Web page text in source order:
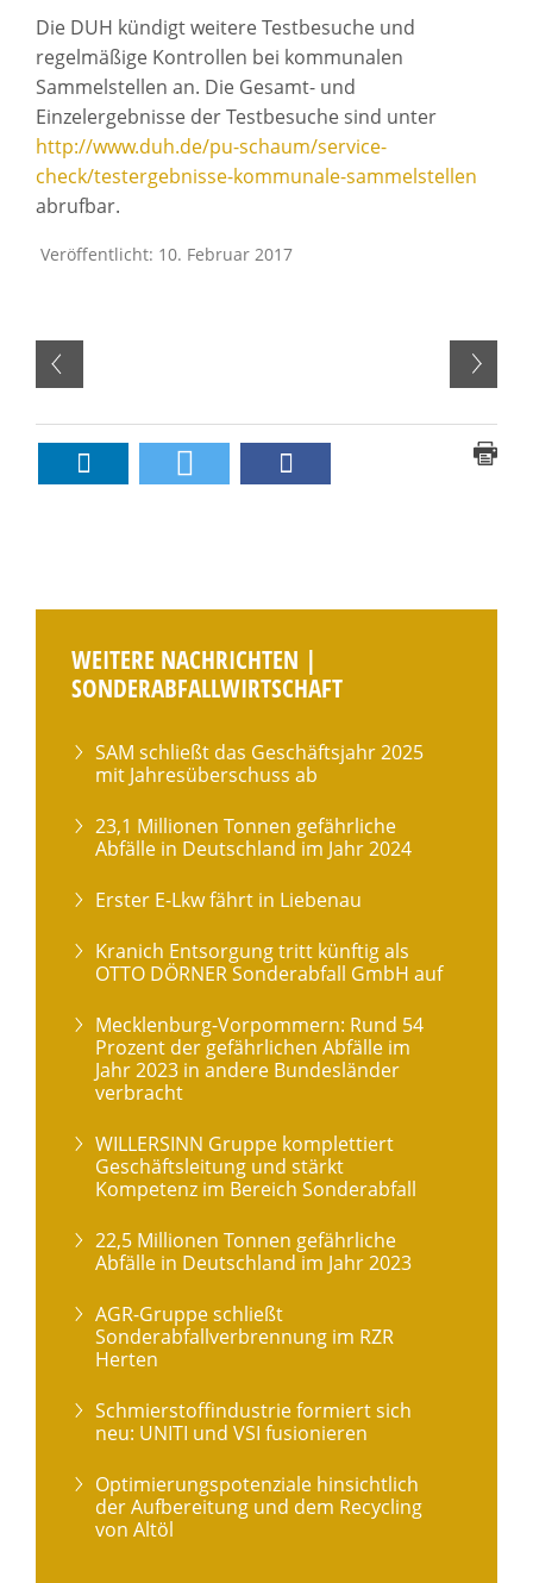
Die DUH kündigt weitere Testbesuche und
regelmäßige Kontrollen bei kommunalen
Sammelstellen an. Die Gesamt- und
Einzelergebnisse der Testbesuche sind unter
http://www.duh.de/pu-schaum/service-
check/testergebnisse-kommunale-sammelstellen
abrufbar.
Veröffentlicht: 10. Februar 2017
WEITERE NACHRICHTEN |
SONDERABFALLWIRTSCHAFT
SAM schließt das Geschäftsjahr 2025
mit Jahresüberschuss ab
23,1 Millionen Tonnen gefährliche
Abfälle in Deutschland im Jahr 2024
Erster E-Lkw fährt in Liebenau
Kranich Entsorgung tritt künftig als
OTTO DÖRNER Sonderabfall GmbH auf
Mecklenburg-Vorpommern: Rund 54
Prozent der gefährlichen Abfälle im
Jahr 2023 in andere Bundesländer
verbracht
WILLERSINN Gruppe komplettiert
Geschäftsleitung und stärkt
Kompetenz im Bereich Sonderabfall
22,5 Millionen Tonnen gefährliche
Abfälle in Deutschland im Jahr 2023
AGR-Gruppe schließt
Sonderabfallverbrennung im RZR
Herten
Schmierstoffindustrie formiert sich
neu: UNITI und VSI fusionieren
Optimierungspotenziale hinsichtlich
der Aufbereitung und dem Recycling
von Altöl